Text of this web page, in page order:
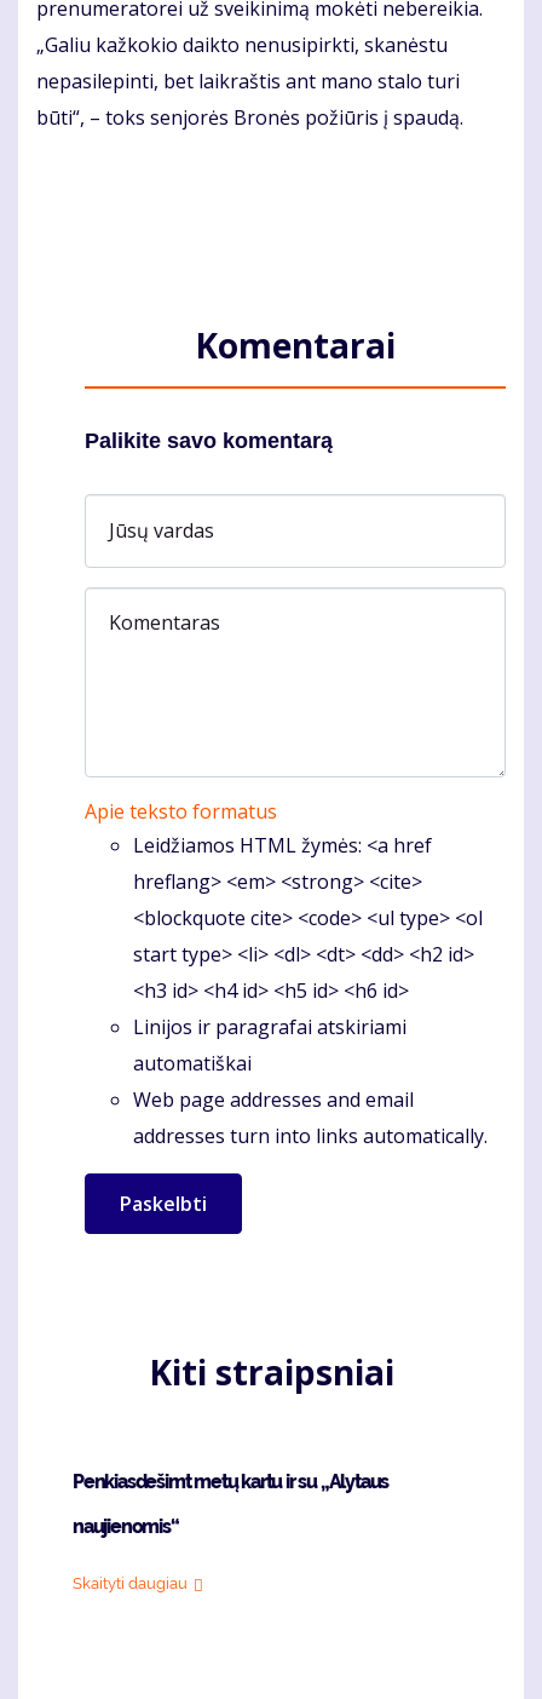
prenumeratorei už sveikinimą mokėti nebereikia.
„Galiu kažkokio daikto nenusipirkti, skanėstu
nepasilepinti, bet laikraštis ant mano stalo turi
būti“, – toks senjorės Bronės požiūris į spaudą.
Komentarai
Palikite savo komentarą
Jūsų vardas
Komentaras
Apie teksto formatus
Leidžiamos HTML žymės: <a href
hreflang> <em> <strong> <cite>
<blockquote cite> <code> <ul type> <ol
start type> <li> <dl> <dt> <dd> <h2 id>
<h3 id> <h4 id> <h5 id> <h6 id>
Linijos ir paragrafai atskiriami
automatiškai
Web page addresses and email
addresses turn into links automatically.
Kiti straipsniai
Penkiasdešimt metų kartu ir su „Alytaus
naujienomis“
Skaityti daugiau